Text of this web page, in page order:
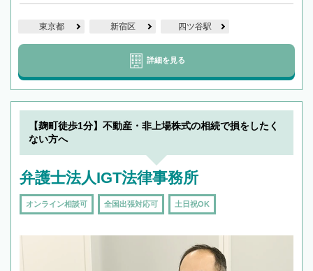
東京都 新宿区 四ツ谷駅
詳細を見る
【麹町徒歩1分】不動産・非上場株式の相続で損をしたく
ない方へ
弁護士法人IGT法律事務所
オンライン相談可 全国出張対応可 土日祝OK